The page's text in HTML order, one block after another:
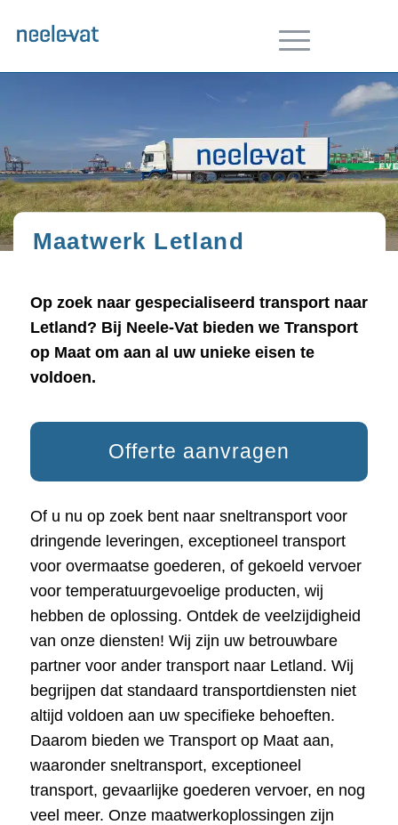
Maatwerk Letland
Op zoek naar gespecialiseerd transport naar
Letland? Bij Neele-Vat bieden we Transport
op Maat om aan al uw unieke eisen te
voldoen.
Offerte aanvragen
Of u nu op zoek bent naar sneltransport voor
dringende leveringen, exceptioneel transport
voor overmaatse goederen, of gekoeld vervoer
voor temperatuurgevoelige producten, wij
hebben de oplossing. Ontdek de veelzijdigheid
van onze diensten! Wij zijn uw betrouwbare
partner voor ander transport naar Letland. Wij
begrijpen dat standaard transportdiensten niet
altijd voldoen aan uw specifieke behoeften.
Daarom bieden we Transport op Maat aan,
waaronder sneltransport, exceptioneel
transport, gevaarlijke goederen vervoer, en nog
veel meer. Onze maatwerkoplossingen zijn